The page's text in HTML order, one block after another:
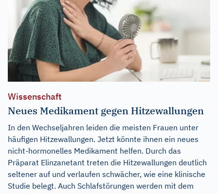
Wissenschaft
Neues Medikament gegen Hitzewallungen
In den Wechseljahren leiden die meisten Frauen unter
häufigen Hitzewallungen. Jetzt könnte ihnen ein neues
nicht-hormonelles Medikament helfen. Durch das
Präparat Elinzanetant treten die Hitzewallungen deutlich
seltener auf und verlaufen schwächer, wie eine klinische
Studie belegt. Auch Schlafstörungen werden mit dem